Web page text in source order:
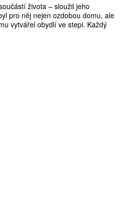
života – sloužil jeho
pro něj nejen ozdobou domu, ale
vytvářel obydlí ve stepi. Každý